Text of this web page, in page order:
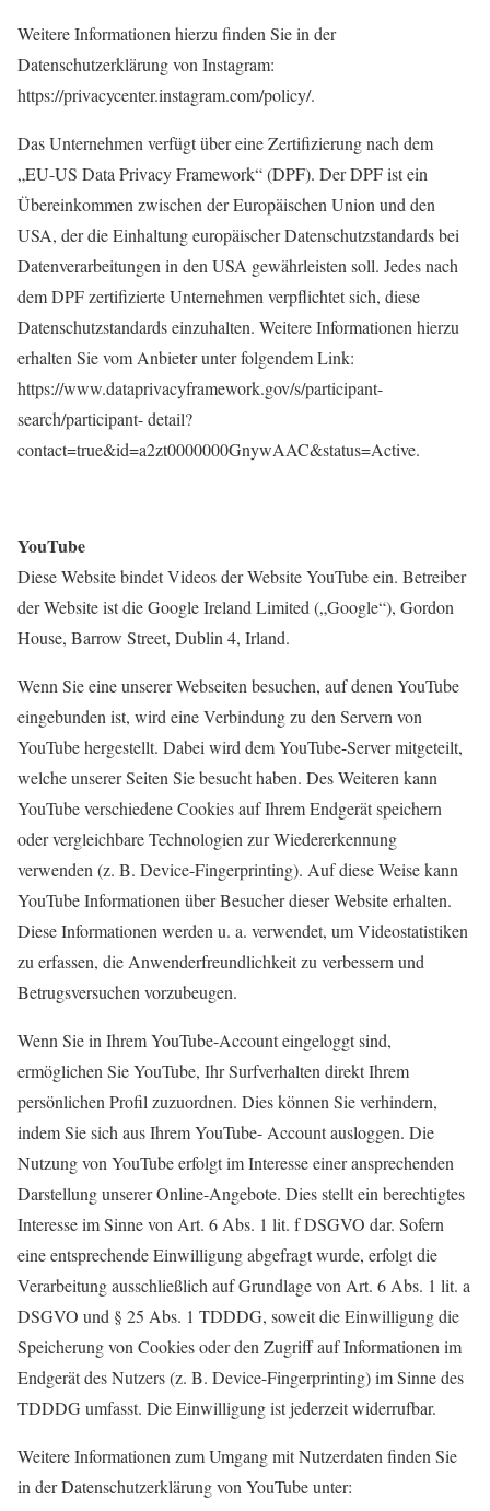
Weitere Informationen hierzu finden Sie in der
Datenschutzerklärung von Instagram:
https://privacycenter.instagram.com/policy/.
Das Unternehmen verfügt über eine Zertifizierung nach dem
„EU-US Data Privacy Framework“ (DPF). Der DPF ist ein
Übereinkommen zwischen der Europäischen Union und den
USA, der die Einhaltung europäischer Datenschutzstandards bei
Datenverarbeitungen in den USA gewährleisten soll. Jedes nach
dem DPF zertifizierte Unternehmen verpflichtet sich, diese
Datenschutzstandards einzuhalten. Weitere Informationen hierzu
erhalten Sie vom Anbieter unter folgendem Link:
https://www.dataprivacyframework.gov/s/participant-
search/participant- detail?
contact=true&id=a2zt0000000GnywAAC&status=Active.
YouTube
Diese Website bindet Videos der Website YouTube ein. Betreiber
der Website ist die Google Ireland Limited („Google“), Gordon
House, Barrow Street, Dublin 4, Irland.
Wenn Sie eine unserer Webseiten besuchen, auf denen YouTube
eingebunden ist, wird eine Verbindung zu den Servern von
YouTube hergestellt. Dabei wird dem YouTube-Server mitgeteilt,
welche unserer Seiten Sie besucht haben. Des Weiteren kann
YouTube verschiedene Cookies auf Ihrem Endgerät speichern
oder vergleichbare Technologien zur Wiedererkennung
verwenden (z. B. Device-Fingerprinting). Auf diese Weise kann
YouTube Informationen über Besucher dieser Website erhalten.
Diese Informationen werden u. a. verwendet, um Videostatistiken
zu erfassen, die Anwenderfreundlichkeit zu verbessern und
Betrugsversuchen vorzubeugen.
Wenn Sie in Ihrem YouTube-Account eingeloggt sind,
ermöglichen Sie YouTube, Ihr Surfverhalten direkt Ihrem
persönlichen Profil zuzuordnen. Dies können Sie verhindern,
indem Sie sich aus Ihrem YouTube- Account ausloggen. Die
Nutzung von YouTube erfolgt im Interesse einer ansprechenden
Darstellung unserer Online-Angebote. Dies stellt ein berechtigtes
Interesse im Sinne von Art. 6 Abs. 1 lit. f DSGVO dar. Sofern
eine entsprechende Einwilligung abgefragt wurde, erfolgt die
Verarbeitung ausschließlich auf Grundlage von Art. 6 Abs. 1 lit. a
DSGVO und § 25 Abs. 1 TDDDG, soweit die Einwilligung die
Speicherung von Cookies oder den Zugriff auf Informationen im
Endgerät des Nutzers (z. B. Device-Fingerprinting) im Sinne des
TDDDG umfasst. Die Einwilligung ist jederzeit widerrufbar.
Weitere Informationen zum Umgang mit Nutzerdaten finden Sie
in der Datenschutzerklärung von YouTube unter: